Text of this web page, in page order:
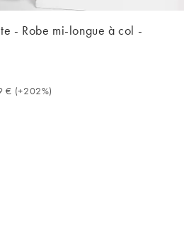
- Robe mi-longue à col -
prix sur 30 jours 1,99 € (+202%).
€ (+202%)